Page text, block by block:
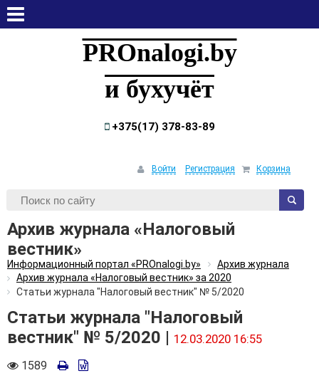
PROnalogi.by
и бухучёт
+375(17) 378-83-89
Войти Регистрация Корзина
Архив журнала «Налоговый
вестник»
Информационный портал «PROnalogi.by»
Архив журнала
Архив журнала «Налоговый вестник» за 2020
Статьи журнала "Налоговый вестник" № 5/2020
Статьи журнала "Налоговый
вестник" № 5/2020 | 12.03.2020 16:55
Количество
1589